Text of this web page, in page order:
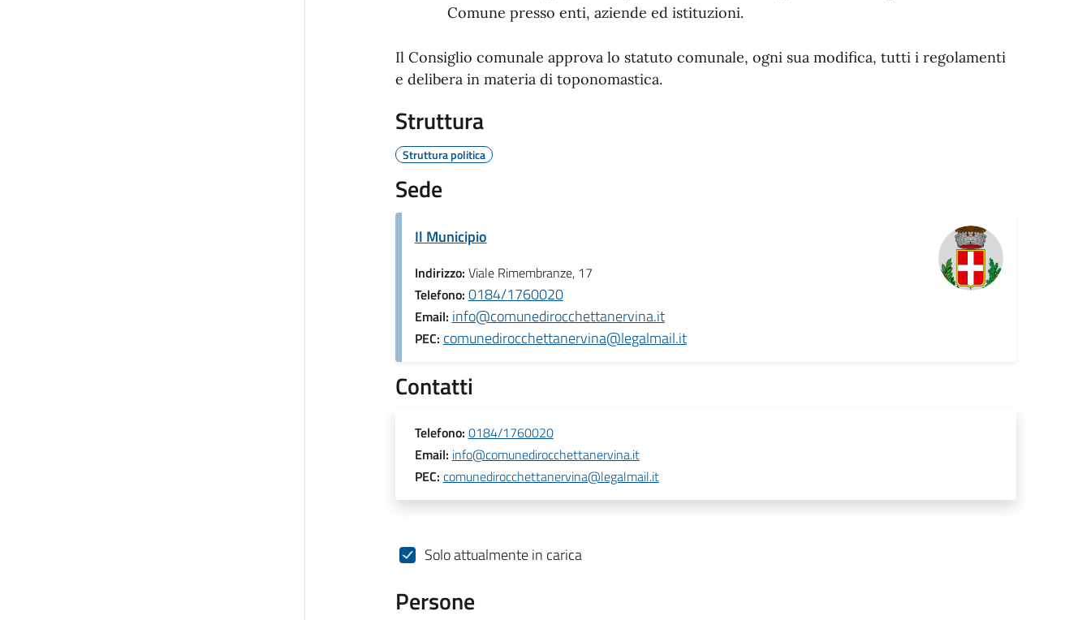
Comune presso enti, aziende ed istituzioni.
Il Consiglio comunale approva lo statuto comunale, ogni sua modifica, tutti i regolamenti
e delibera in materia di toponomastica.
Struttura
Struttura politica
Sede
Il Municipio
Indirizzo: Viale Rimembranze, 17
Telefono: 0184/1760020
Email: info@comunedirocchettanervina.it
PEC: comunedirocchettanervina@legalmail.it
Contatti
Telefono: 0184/1760020
Email: info@comunedirocchettanervina.it
PEC: comunedirocchettanervina@legalmail.it
Solo attualmente in carica
Persone